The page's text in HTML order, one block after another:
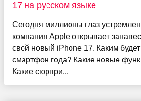
17 на русском языке
Сегодня миллионы глаз
компания Apple открывает
свой новый iPhone 17. Каким
смартфон года? Какие новые
Какие сюрпри...